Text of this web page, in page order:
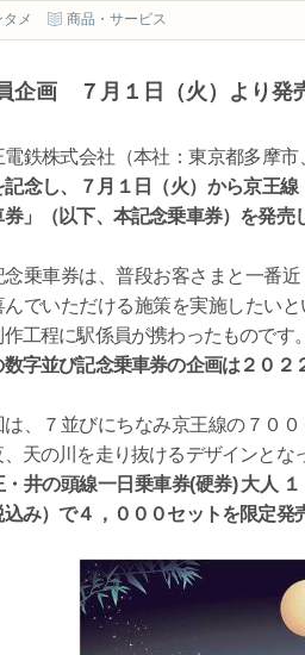
タメ 商品・サービス
企画 ７月１日（火）より発
鉄株式会社（本社：東京都多摩市
記念し、７月１日（火）から京王
券」（以下、本記念乗車券）を発売
乗車券は、普段お客さまと一番
んでいただける施策を実施したい
作工程に駅係員が携わったものです
数字並び記念乗車券の企画は２０
、７並びにちなみ京王線の７０
、天の川を走り抜けるデザインとな
・井の頭線一日乗車券(硬券) 大人
込み）で４，０００セットを限定発